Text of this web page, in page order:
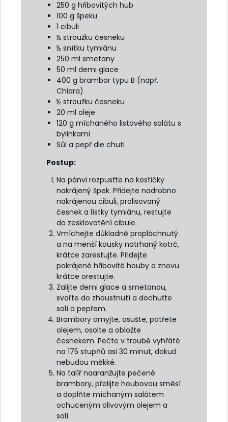
250 g hřibovitých hub
100 g špeku
1 cibuli
½ stroužku česneku
½ snítku tymiánu
250 ml smetany
50 ml demi glace
400 g brambor typu B (např.
Chiara)
½ stroužku česneku
20 ml oleje
120 g míchaného listového salátu s
bylinkami
Sůl a pepř dle chuti
Postup:
Na pánvi rozpusťte na kostičky
nakrájený špek. Přidejte nadrobno
nakrájenou cibuli, prolisovaný
česnek a lístky tymiánu, restujte
do zesklovatění cibule.
Vmíchejte důkladně propláchnutý
a na menší kousky natrhaný kotrč,
krátce zarestujte. Přidejte
pokrájené hřibovité houby a znovu
krátce orestujte.
Zalijte demi glace a smetanou,
svařte do zhoustnutí a dochuťte
solí a pepřem.
Brambory omyjte, osušte, potřete
olejem, osolte a obložte
česnekem. Pečte v troubě vyhřáté
na 175 stupňů asi 30 minut, dokud
nebudou měkké.
Na talíř naaranžujte pečené
brambory, přelijte houbovou směsí
a doplňte míchaným salátem
ochuceným olivovým olejem a
solí.